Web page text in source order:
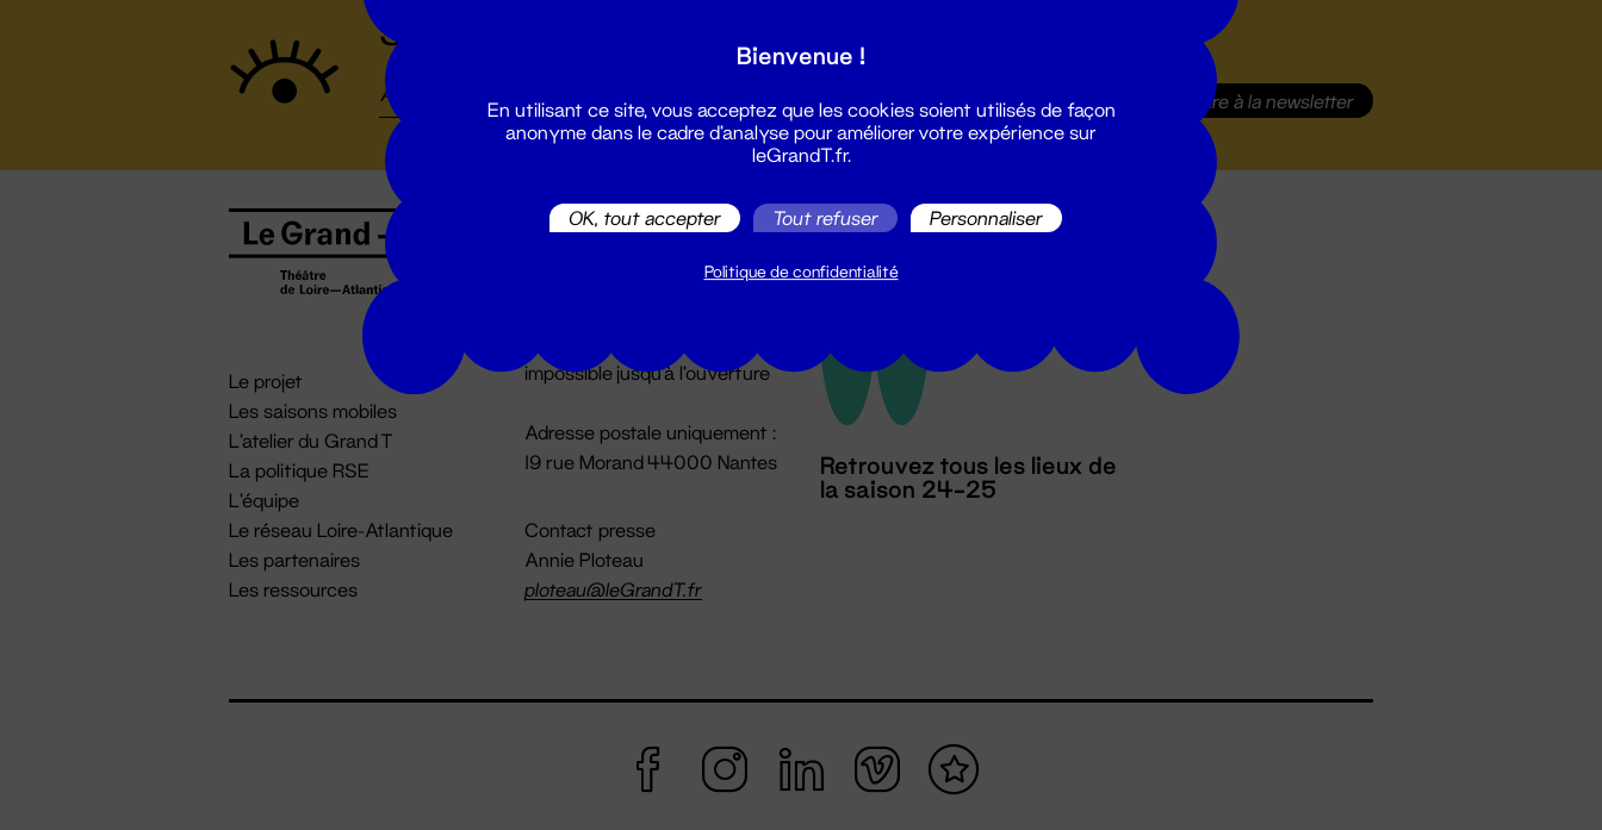
Suivez toutes les actualités du Grand T :
S'inscrire à la newsletter
Le projet
Les saisons mobiles
L'atelier du Grand T
La politique RSE
L'équipe
Le réseau Loire-Atlantique
Les partenaires
Les ressources
Billetterie
billetterie@leGrandT.fr
impossible jusqu'à l'ouverture
Adresse postale uniquement :
19 rue Morand 44000 Nantes
Contact presse
Annie Ploteau
ploteau@leGrandT.fr
Retrouvez tous les lieux de
la saison 24-25
Bienvenue !
En utilisant ce site, vous acceptez que les cookies soient utilisés de façon
anonyme dans le cadre d'analyse pour améliorer votre expérience sur
leGrandT.fr.
OK, tout accepter Tout refuser Personnaliser
Politique de confidentialité